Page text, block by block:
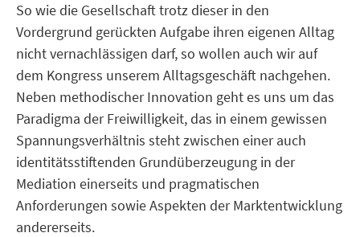
So wie die Gesellschaft trotz dieser in den
Vordergrund gerückten Aufgabe ihren eigenen Alltag
nicht vernachlässigen darf, so wollen auch wir auf
dem Kongress unserem Alltagsgeschäft nachgehen.
Neben methodischer Innovation geht es uns um das
Paradigma der Freiwilligkeit, das in einem gewissen
Spannungsverhältnis steht zwischen einer auch
identitätsstiftenden Grundüberzeugung in der
Mediation einerseits und pragmatischen
Anforderungen sowie Aspekten der Marktentwicklung
andererseits.